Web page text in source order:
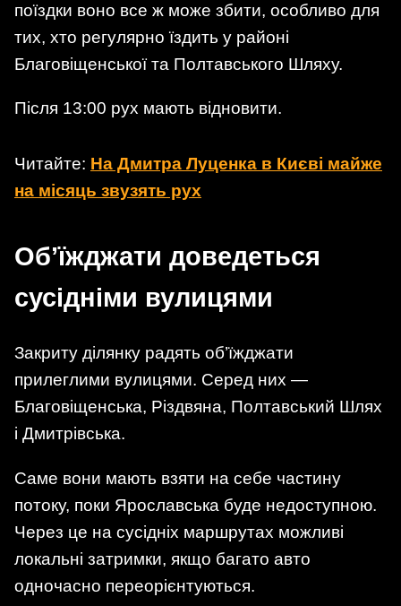
поїздки воно все ж може збити, особливо для
тих, хто регулярно їздить у районі
Благовіщенської та Полтавського Шляху.
Після 13:00 рух мають відновити.
Читайте: На Дмитра Луценка в Києві майже
на місяць звузять рух
Об’їжджати доведеться
сусідніми вулицями
Закриту ділянку радять об’їжджати
прилеглими вулицями. Серед них —
Благовіщенська, Різдвяна, Полтавський Шлях
і Дмитрівська.
Саме вони мають взяти на себе частину
потоку, поки Ярославська буде недоступною.
Через це на сусідніх маршрутах можливі
локальні затримки, якщо багато авто
одночасно переорієнтуються.